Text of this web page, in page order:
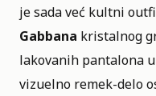
je sada već kultni
Gabbana kristalnog
lakovanih pantalona
vizuelno remek-delo